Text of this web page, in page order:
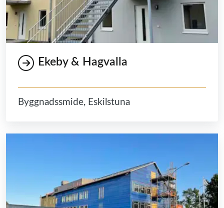
Ekeby & Hagvalla
Byggnadssmide, Eskilstuna